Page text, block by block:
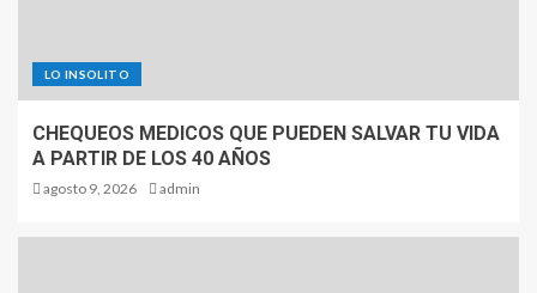
LO INSOLITO
CHEQUEOS MEDICOS QUE PUEDEN SALVAR TU VIDA
A PARTIR DE LOS 40 AÑOS
agosto 9, 2026 admin